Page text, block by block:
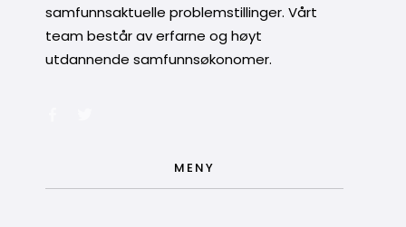
samfunnsaktuelle problemstillinger. Vårt
team består av erfarne og høyt
utdannende samfunnsøkonomer.
MENY